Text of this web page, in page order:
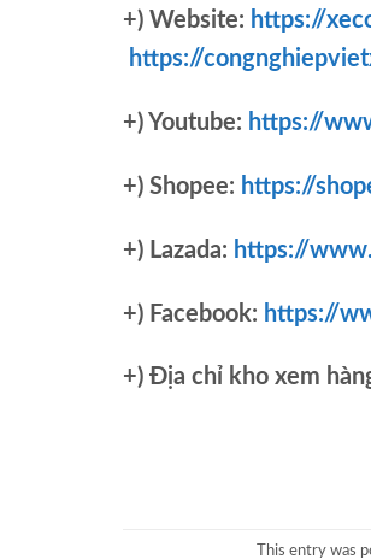
+) Website: https://
https://
+) Youtube: https://
+) Shopee: https://
+) Lazada: https://
+) Facebook: https://
+) Địa chỉ kho xem
This entry was